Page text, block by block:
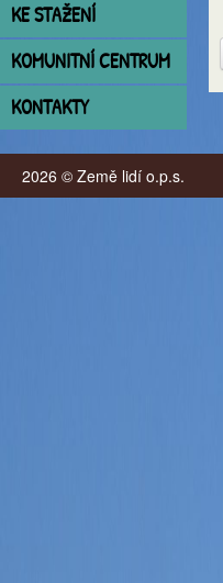
KE STAŽENÍ
KOMUNITNÍ CENTRUM
KONTAKTY
2026 © Země lidí o.p.s.